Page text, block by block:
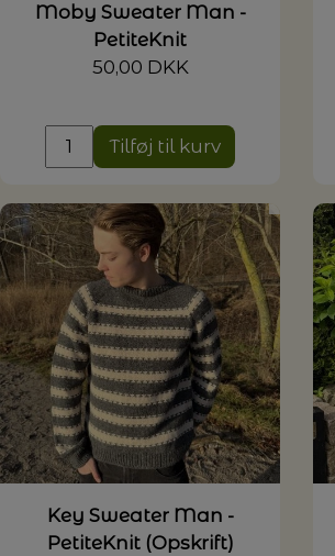
Moby Sweater Man -
PetiteKnit
50,00 DKK
Tilføj til kurv
Key Sweater Man -
PetiteKnit (Opskrift)